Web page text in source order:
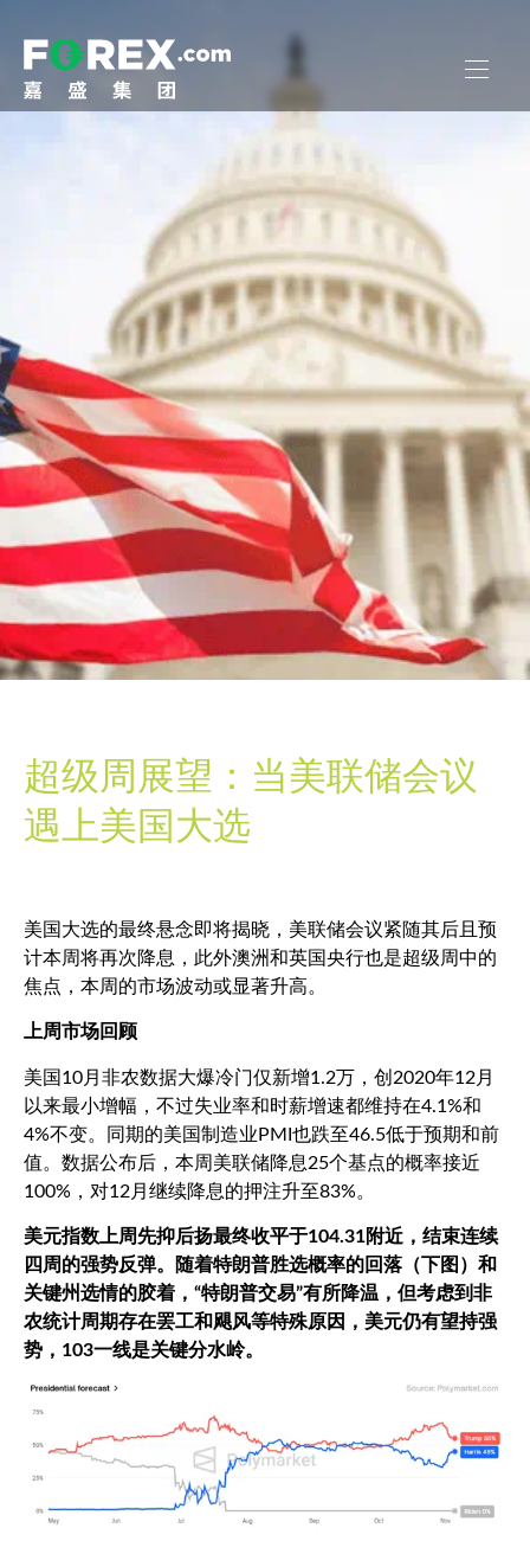
超级周展望：当美联储会议
遇上美国大选
美国大选的最终悬念即将揭晓，美联储会议紧随其后且预
计本周将再次降息，此外澳洲和英国央行也是超级周中的
焦点，本周的市场波动或显著升高。
上周市场回顾
美国 10月非农数据大爆冷门仅新增1.2万，创 2020年12月
以来最小增幅，不过失业率和时薪增速都维持在4.1%和
4%不变。同期的美国制造业 PMI 也跌至46.5低于预期和前
值。数据公布后，本周美联储降息25个基点的概率接近
100% ，对12月继续降息的押注升至83%。
美元指数上周先抑后扬最终收平于104.31附近，结束连续
四周的强势反弹。随着特朗普胜选概率的回落（下图）和
关键州选情的胶着，“特朗普交易”有所降温，但考虑到非
农统计周期存在罢工和飓风等特殊原因，美元仍有望持强
势， 103一线是关键分水岭。